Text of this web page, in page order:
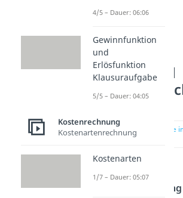
Kosten- und
zur Stelle
Leistungsrechnung
4/5 – Dauer: 06:06
Gewinnfunktion
und
Erlösfunktion
Klausuraufgabe
5/5 – Dauer: 04:05
Kostenrechnung
Kostenartenrechnung
Kostenarten
1/7 – Dauer: 05:07